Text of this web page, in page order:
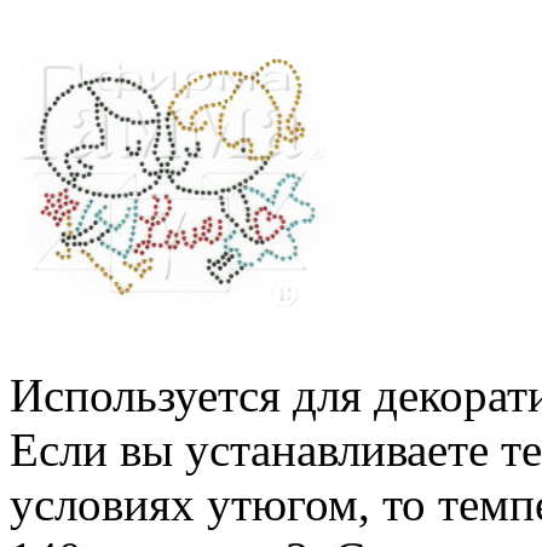
Используется для
Если вы устанавливаете
условиях утюгом, то